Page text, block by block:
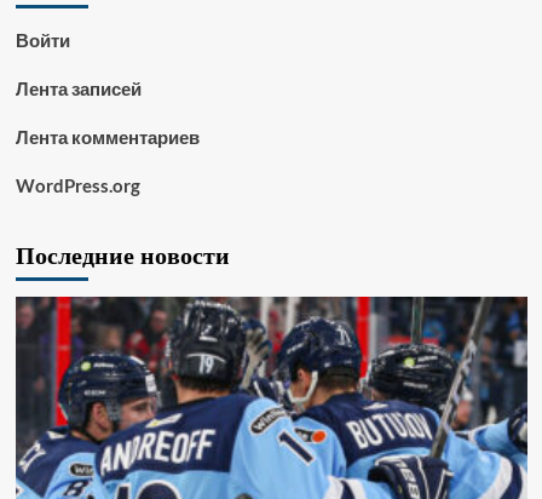
Войти
Лента записей
Лента комментариев
WordPress.org
Последние новости